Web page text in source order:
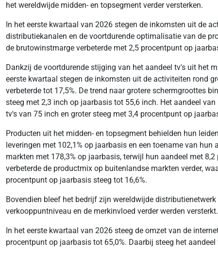
het wereldwijde midden- en topsegment verder versterken.
In het eerste kwartaal van 2026 stegen de inkomsten uit de
distributiekanalen en de voortdurende optimalisatie van de
de brutowinstmarge verbeterde met 2,5 procentpunt op
Dankzij de voortdurende stijging van het aandeel tv's uit het
eerste kwartaal stegen de inkomsten uit de activiteiten rond
verbeterde tot 17,5%. De trend naar grotere schermgroottes
steeg met 2,3 inch op jaarbasis tot 55,6 inch. Het aandeel
tv's van 75 inch en groter steeg met 3,4 procentpunt op
Producten uit het midden- en topsegment behielden hun
leveringen met 102,1% op jaarbasis en een toename van
markten met 178,3% op jaarbasis, terwijl hun aandeel met
verbeterde de productmix op buitenlandse markten verder,
procentpunt op jaarbasis steeg tot 16,6%.
Bovendien bleef het bedrijf zijn wereldwijde
verkooppuntniveau en de merkinvloed verder werden
In het eerste kwartaal van 2026 steeg de omzet van de
procentpunt op jaarbasis tot 65,0%. Daarbij steeg het